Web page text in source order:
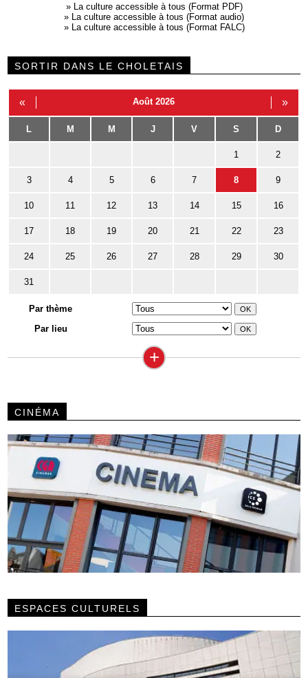
» La culture accessible à tous (Format PDF)
» La culture accessible à tous (Format audio)
» La culture accessible à tous (Format FALC)
SORTIR DANS LE CHOLETAIS
« Août 2026 »
L M M J V S D
1 2
3 4 5 6 7 8 9
10 11 12 13 14 15 16
17 18 19 20 21 22 23
24 25 26 27 28 29 30
31
Par thème
Par lieu
+
CINÉMA
ESPACES CULTURELS